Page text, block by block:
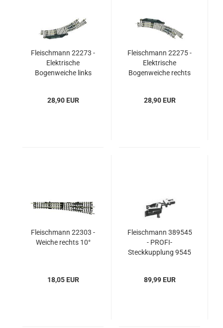
Fleischmann 22273 -
Elektrische
Bogenweiche links
28,90 EUR
Fleischmann 22275 -
Elektrische
Bogenweiche rechts
28,90 EUR
Fleischmann 22303 -
Weiche rechts 10°
18,05 EUR
Fleischmann 389545
- PROFI-
Steckkupplung 9545
89,99 EUR